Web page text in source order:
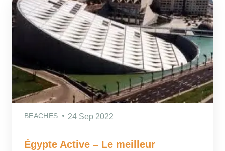
BEACHES 24 Sep 2022
Égypte Active – Le meilleur